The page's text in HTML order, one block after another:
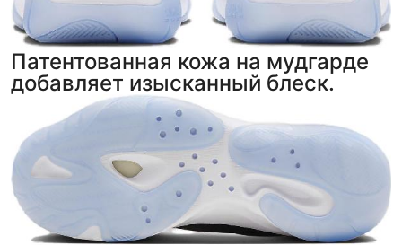
Патентованная кожа на мудгарде
добавляет изысканный блеск.